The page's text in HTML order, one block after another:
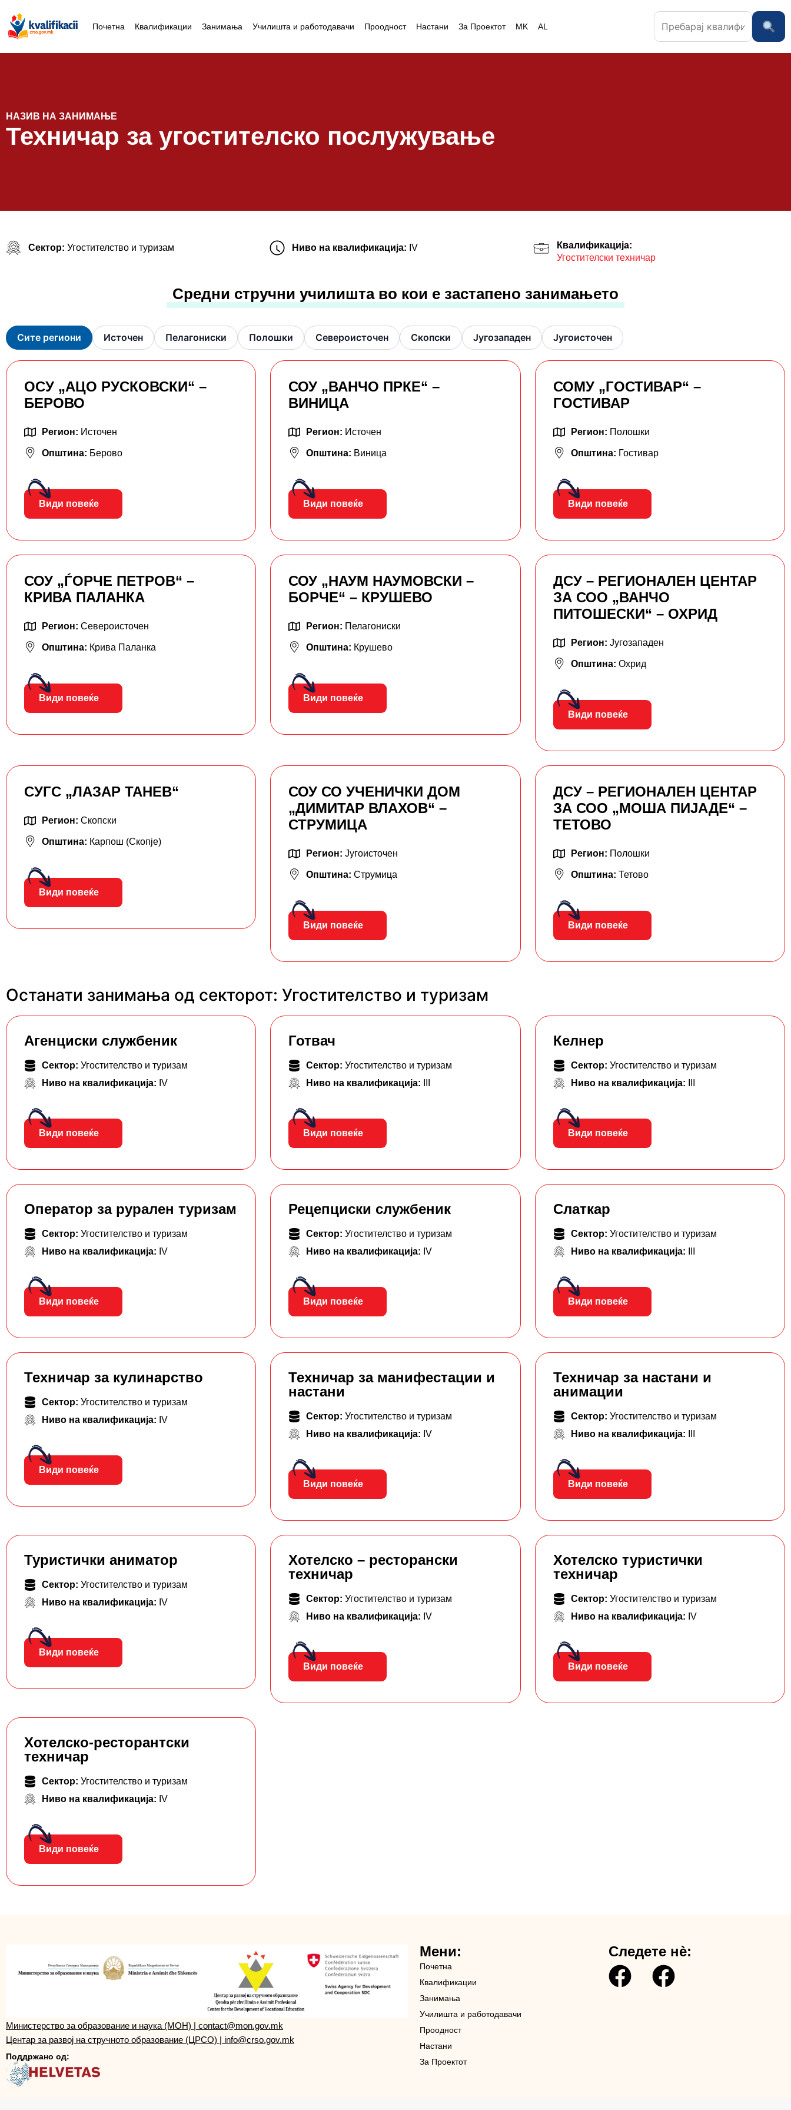
Почетна Квалификации Занимања Училишта и работодавачи Проодност Настани За Проектот MK AL
НАЗИВ НА ЗАНИМАЊЕ
Техничар за угостителско послужување
Сектор: Угостителство и туризам Ниво на квалификација: IV
Квалификација:
Угостителски техничар
Средни стручни училишта во кои е застапено занимањето
Сите региони Источен Пелагониски Полошки Североисточен Скопски Југозападен Југоисточен
ОСУ „АЦО РУСКОВСКИ“ –
БЕРОВО
Регион: Источен
Општина: Берово
Види повеќе
СОУ „ВАНЧО ПРКЕ“ –
ВИНИЦА
Регион: Источен
Општина: Виница
Види повеќе
СОМУ „ГОСТИВАР“ –
ГОСТИВАР
Регион: Полошки
Општина: Гостивар
Види повеќе
СОУ „ЃОРЧЕ ПЕТРОВ“ –
КРИВА ПАЛАНКА
Регион: Североисточен
Општина: Крива Паланка
Види повеќе
СОУ „НАУМ НАУМОВСКИ –
БОРЧЕ“ – КРУШЕВО
Регион: Пелагониски
Општина: Крушево
Види повеќе
ДСУ – РЕГИОНАЛЕН ЦЕНТАР
ЗА СОО „ВАНЧО
ПИТОШЕСКИ“ – ОХРИД
Регион: Југозападен
Општина: Охрид
Види повеќе
СУГС „ЛАЗАР ТАНЕВ“
Регион: Скопски
Општина: Карпош (Скопје)
Види повеќе
СОУ СО УЧЕНИЧКИ ДОМ
„ДИМИТАР ВЛАХОВ“ –
СТРУМИЦА
Регион:Југоисточен
Општина:Струмица
Види повеќе
ДСУ – РЕГИОНАЛЕН ЦЕНТАР
ЗА СОО „МОША ПИЈАДЕ“ –
ТЕТОВО
Регион: Полошки
Општина: Тетово
Види повеќе
Останати занимања од секторот: Угостителство и туризам
Агенциски службеник
Сектор: Угостителство и туризам
Ниво на квалификација: IV
Види повеќе
Готвач
Сектор:Угостителство и туризам
Ниво на квалификација:
Види повеќе
Келнер
Сектор: Угостителство и туризам
Ниво на квалификација:
Види повеќе
Оператор за рурален туризам
Сектор: Угостителство и туризам
Ниво на квалификација: IV
Види повеќе
Рецепциски службеник
Сектор:Угостителство и туризам
Ниво на квалификација: IV
Види повеќе
Слаткар
Сектор: Угостителство и туризам
Ниво на квалификација:
Види повеќе
Техничар за кулинарство
Сектор: Угостителство и туризам
Ниво на квалификација: IV
Види повеќе
Техничар за манифестации и
настани
Сектор:Угостителство и туризам
Ниво на квалификација: IV
Види повеќе
Техничар за настани и
анимации
Сектор: Угостителство и туризам
Ниво на квалификација:
Види повеќе
Туристички аниматор
Сектор: Угостителство и туризам
Ниво на квалификација: IV
Види повеќе
Хотелско – ресторански
техничар
Сектор:Угостителство и туризам
Ниво на квалификација: IV
Види повеќе
Хотелско туристички
техничар
Сектор: Угостителство и туризам
Ниво на квалификација: IV
Види повеќе
Хотелско-ресторантски
техничар
Сектор: Угостителство и туризам
Ниво на квалификација: IV
Види повеќе
Министерство за образование и наука (МОН) | contact@mon.gov.mk
Центар за развој на стручното образование (ЦРСО) | info@crso.gov.mk
Поддржано од:
Мени:
Почетна
Квалификации
Занимања
Училишта и работодавачи
Проодност
Настани
За Проектот
Следете нè: